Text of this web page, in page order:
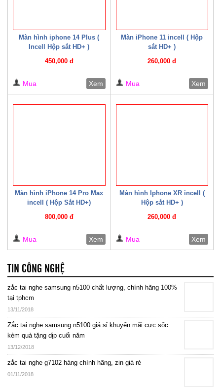
Màn hình iphone 14 Plus (
Incell Hộp sắt HD+ )
450,000 đ
Mua Xem
Màn iPhone 11 incell ( Hộp
sắt HD+ )
260,000 đ
Mua Xem
Màn hình iPhone 14 Pro Max
incell ( Hộp Sắt HD+)
800,000 đ
Mua Xem
Màn hình Iphone XR incell (
Hộp sắt HD+ )
260,000 đ
Mua Xem
TIN CÔNG NGHỆ
zắc tai nghe samsung n5100 chất lượng, chính hãng 100%
tại tphcm
13/11/2018
Zắc tai nghe samsung n5100 giá sỉ khuyến mãi cực sốc
kèm quà tặng dịp cuối năm
13/12/2018
zắc tai nghe g7102 hàng chính hãng, zin giá rẻ
01/11/2018